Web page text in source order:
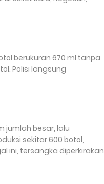
berukuran 670 ml tanpa
Polisi langsung
jumlah besar, lalu
sekitar 600 botol,
ini, tersangka diperkirakan